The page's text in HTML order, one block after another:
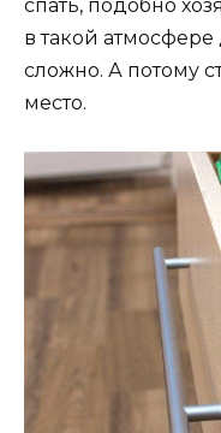
спать, подобно
в такой
сложно. А потому
место.